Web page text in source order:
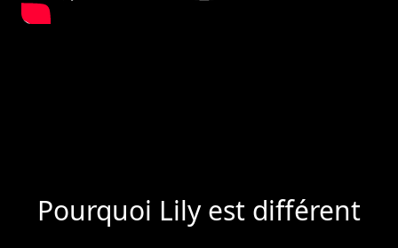
Pourquoi Lily est différent